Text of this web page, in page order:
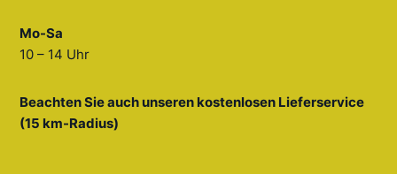
Mo-Sa
10 – 14 Uhr
Beachten Sie auch unseren kostenlosen Lieferservice
(15 km-Radius)